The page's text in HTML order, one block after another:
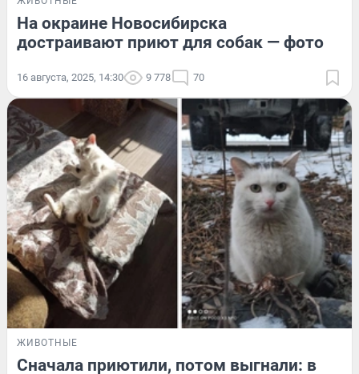
На окраине Новосибирска
достраивают приют для собак — фото
16 августа, 2025, 14:30 9 778 70
ЖИВОТНЫЕ
Сначала приютили, потом выгнали: в